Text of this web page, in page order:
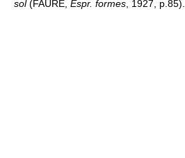
sol(FAURE, Espr. formes, 1927, p.85).